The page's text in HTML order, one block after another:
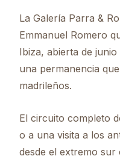
La Galería Parra &
Emmanuel Romero
Ibiza, abierta de
una permanencia
madrileños.
El circuito completo
o a una visita a los
desde el extremo sur